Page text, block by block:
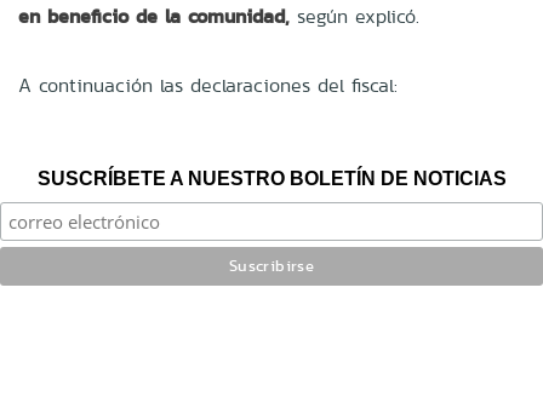
en beneficio de la comunidad, según explicó.
A continuación las declaraciones del fiscal:
SUSCRÍBETE A NUESTRO BOLETÍN DE NOTICIAS